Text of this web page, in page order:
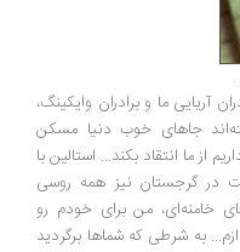
ما و برادران وایکینگ،
خوب دنیا مسکن
بکند... استالین با
نیز همه روسی
من برای خودم رو
شرطی که شماها برگردید